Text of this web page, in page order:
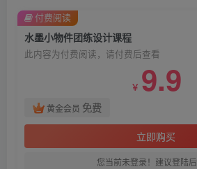
水墨小物件团练设计课程
此内容为付费阅读，请付费后查看
￥ 9.9
黄金会员 免费
立即购买
您当前未登录！建议登陆
付费阅读